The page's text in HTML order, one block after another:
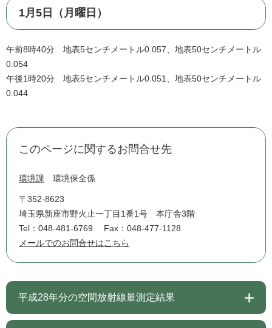
1月5日（月曜日）
午前8時40分 地表5センチメートル0.057、地表50センチメートル
0.054
午後1時20分 地表5センチメートル0.051、地表50センチメートル
0.044
このページに関するお問合せ先
環境課 環境保全係
〒352-8623
埼玉県新座市野火止一丁目1番1号 本庁舎3階
Tel：048-481-6769
Fax：048-477-1128
メールでのお問合せはこちら
平成28年分の空間放射線量測定結果